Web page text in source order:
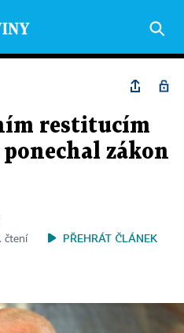
restitucím
zákon
čtení
PŘEHRÁT ČLÁNEK